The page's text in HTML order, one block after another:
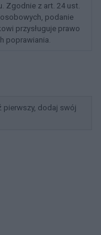
Zgodnie z art. 24 ust.
podanie
przysługuje prawo
poprawiania.
pierwszy, dodaj swój